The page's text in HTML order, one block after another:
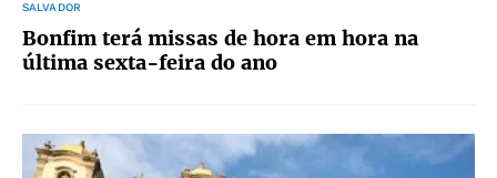
SALVADOR
Bonfim terá missas de hora em hora na
última sexta-feira do ano